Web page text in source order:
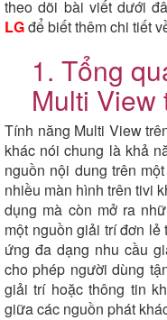
theo dõi bài viết dưới
LGđể biết thêm chi tiết
1. Tổng
Multi View
Tính năng Multi View
khác nói chung là khả
nguồn nội dung trên
nhiều màn hình trên tivi
dụng mà còn mở ra
một nguồn giải trí đơn
ứng đa dạng nhu cầu
cho phép người dùng
giải trí hoặc thông tin
giữa các nguồn phát